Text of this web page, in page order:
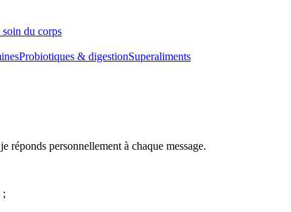
du corps
Probiotiques & digestionSuperaliments
personnellement à chaque message.
;